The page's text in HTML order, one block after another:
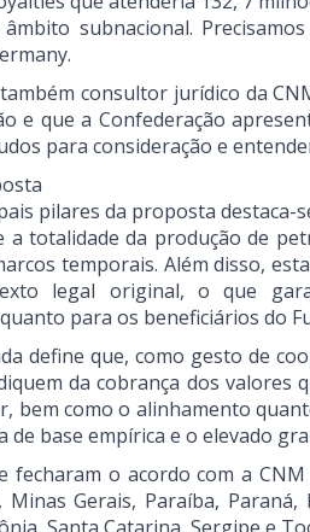
subnacional.
consultor jurídico da
e que a Confederação
para consideração e
pilares da proposta destaca-
a totalidade da produção de
temporais. Além disso,
legal original, o que
para os beneficiários do
define que, como gesto de
da cobrança dos valores
bem como o alinhamento
de base empírica e o elevado
fecharam o acordo com a
Minas Gerais, Paraíba,